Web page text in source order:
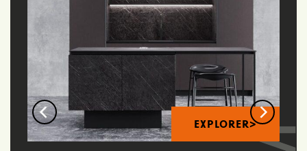
EXPLORER>